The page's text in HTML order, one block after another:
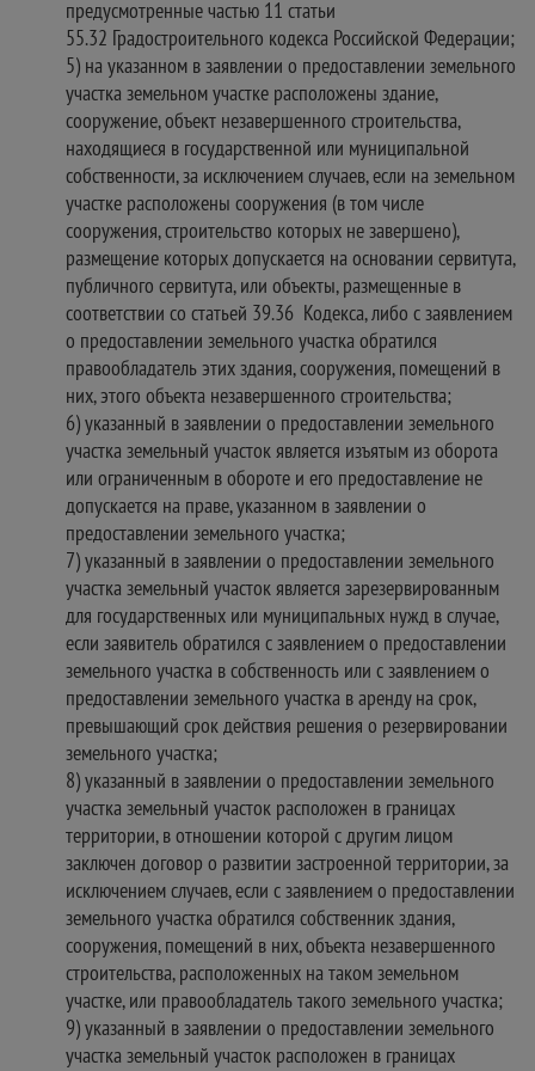
предусмотренные частью 11 статьи
55.32 Градостроительного кодекса Российской Федерации;
5) на указанном в заявлении о предоставлении земельного
участка земельном участке расположены здание,
сооружение, объект незавершенного строительства,
находящиеся в государственной или муниципальной
собственности, за исключением случаев, если на земельном
участке расположены сооружения (в том числе
сооружения, строительство которых не завершено),
размещение которых допускается на основании сервитута,
публичного сервитута, или объекты, размещенные в
соответствии со статьей 39.36 Кодекса, либо с заявлением
о предоставлении земельного участка обратился
правообладатель этих здания, сооружения, помещений в
них, этого объекта незавершенного строительства;
6) указанный в заявлении о предоставлении земельного
участка земельный участок является изъятым из оборота
или ограниченным в обороте и его предоставление не
допускается на праве, указанном в заявлении о
предоставлении земельного участка;
7) указанный в заявлении о предоставлении земельного
участка земельный участок является зарезервированным
для государственных или муниципальных нужд в случае,
если заявитель обратился с заявлением о предоставлении
земельного участка в собственность или с заявлением о
предоставлении земельного участка в аренду на срок,
превышающий срок действия решения о резервировании
земельного участка;
8) указанный в заявлении о предоставлении земельного
участка земельный участок расположен в границах
территории, в отношении которой с другим лицом
заключен договор о развитии застроенной территории, за
исключением случаев, если с заявлением о предоставлении
земельного участка обратился собственник здания,
сооружения, помещений в них, объекта незавершенного
строительства, расположенных на таком земельном
участке, или правообладатель такого земельного участка;
9) указанный в заявлении о предоставлении земельного
участка земельный участок расположен в границах